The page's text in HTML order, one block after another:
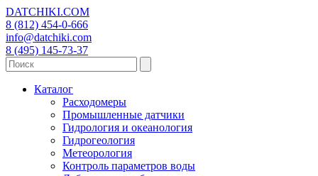
DATCHIKI.COM
8 (812) 454-0-666
info@datchiki.com
8 (495) 145-73-37
Каталог
Расходомеры
Промышленные датчики
Гидрология и океанология
Гидрогеология
Метеорология
Контроль параметров воды